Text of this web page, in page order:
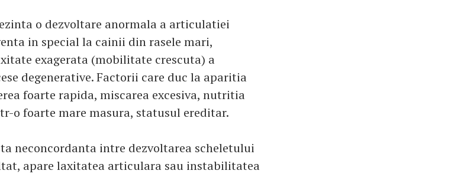
o dezvoltare anormala a articulatiei
in special la cainii din rasele mari,
exagerata (mobilitate crescuta) a
degenerative. Factorii care duc la aparitia
foarte rapida, miscarea excesiva, nutritia
o foarte mare masura, statusul ereditar.
neconcordanta intre dezvoltarea scheletului
apare laxitatea articulara sau instabilitatea